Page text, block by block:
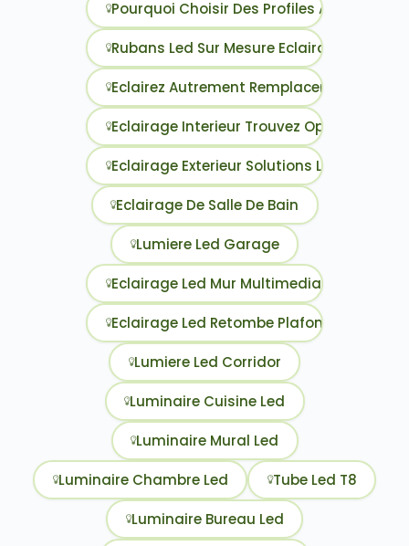
Pourquoi Choisir Des Profiles Aluminium
Rubans Led Sur Mesure Eclairage
Eclairez Autrement Remplacement Facile
Eclairage Interieur Trouvez Option Led
Eclairage Exterieur Solutions Led Pour
Eclairage De Salle De Bain
Lumiere Led Garage
Eclairage Led Mur Multimedia
Eclairage Led Retombe Plafond
Lumiere Led Corridor
Luminaire Cuisine Led
Luminaire Mural Led
Luminaire Chambre Led Tube Led T8
Luminaire Bureau Led